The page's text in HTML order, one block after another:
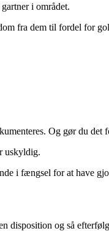
i området.
fra dem til fordel for
Og gør du det
uskyldig.
i fængsel for at have
og så